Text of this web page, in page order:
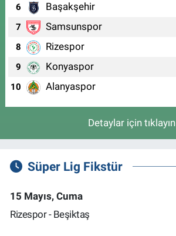
6 Başakşehir
7 Samsunspor
8 Rizespor
9 Konyaspor
10 Alanyaspor
Detaylar için tıklayın
Süper Lig Fikstür
15 Mayıs, Cuma
Rizespor - Beşiktaş